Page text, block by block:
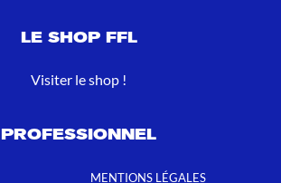
LE SHOP FFL
Visiter le shop !
PROFESSIONNEL
MENTIONS LÉGALES